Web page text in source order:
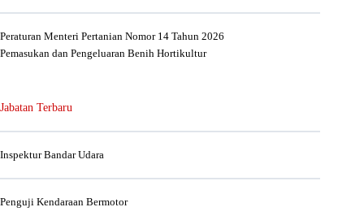
Peraturan Menteri Pertanian Nomor 14 Tahun 2026
Pemasukan dan Pengeluaran Benih Hortikultur
Jabatan Terbaru
Inspektur Bandar Udara
Penguji Kendaraan Bermotor